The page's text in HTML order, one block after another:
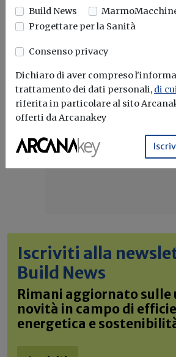
Potrebbe interessarti
Iscriviti alla
Build News
Rimani aggiornato sulle
novità in campo di
energetica e
Build News
Progettare per la Sanità
Consenso privacy
Dichiaro di aver compreso
trattamento dei dati personali, di
riferita in particolare al sito
offerti da Arcanakey